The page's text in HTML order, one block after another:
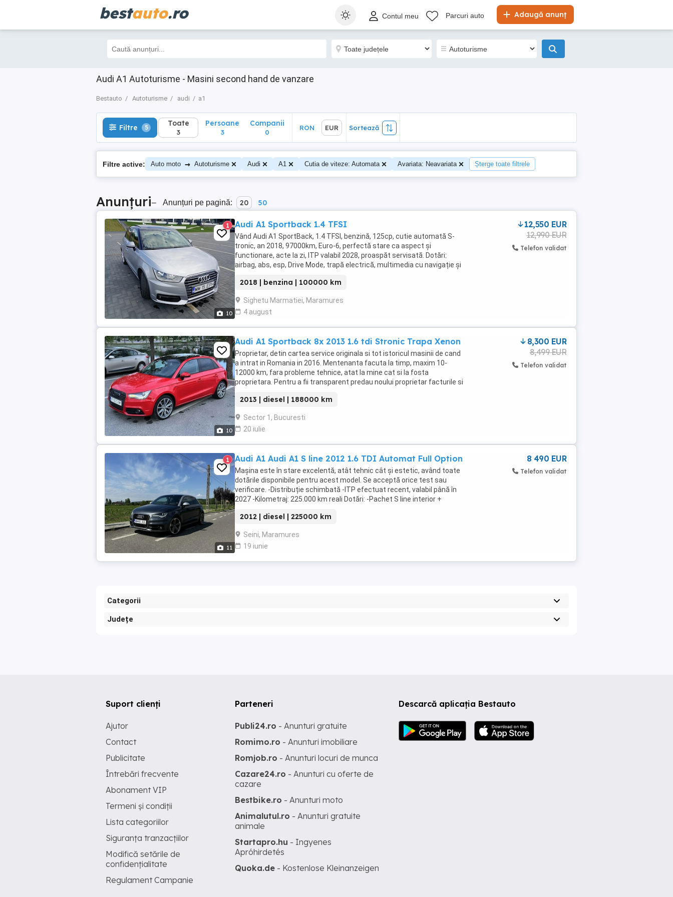
bestauto.ro Adaugă anunț
Contul meu Parcuri auto
Audi A1 Autoturisme - Masini second hand de vanzare
Bestauto Autoturisme audi a1
Filtre 5 Toate
3
Sortează
Filtre 5 Toate
3
Persoane
3
Companii
0
RON EUR Sortează
Filtre active: Auto moto → Autoturisme Audi A1 Cutia de viteze: Automata Avariata: Neavariata Șterge toate filtrele
Anunțuri– Anunțuri pe pagină: 20 50
10
1 Audi A1 Sportback 1.4 TFSI
Vând Audi A1 SportBack, 1.4 TFSI, benzină, 125cp, cutie automată S-
tronic, an 2018, 97000km, Euro-6, perfectă stare ca aspect și
functionare, acte la zi, ITP valabil 2028, proaspăt servisată. Dotări:
airbag, abs, esp, Drive Mode, trapă electrică, multimedia cu navigație și
2018 | benzina | 100000 km
Sighetu Marmatiei, Maramures
4 august
12,550 EUR
12,990 EUR
Telefon validat
10
Audi A1 Sportback 8x 2013 1.6 tdi Stronic Trapa Xenon
Proprietar, detin cartea service originala si tot istoricul masinii de cand
a intrat in Romania in 2016. Mentenanta facuta la timp, maxim 10-
12000 km, fara probleme tehnice, atat la mine cat si la fosta
proprietara. Pentru a fii transparent predau noului proprietar facturile si
2013 | diesel | 188000 km
Sector 1, Bucuresti
20 iulie
8,300 EUR
8,499 EUR
Telefon validat
11
1 Audi A1 Audi A1 S line 2012 1.6 TDI Automat Full Option
Mașina este în stare excelentă, atât tehnic cât și estetic, având toate
dotările disponibile pentru acest model. Se acceptă orice test sau
verificare. -Distribuție schimbată -ITP efectuat recent, valabil până în
2027 -Kilometraj: 225.000 km reali Dotări: -Pachet S line interior +
2012 | diesel | 225000 km
Seini, Maramures
19 iunie
8 490 EUR
Telefon validat
Categorii
Județe
Descarcă aplicația Bestauto
Suport clienți
Ajutor
Contact
Publicitate
Întrebări frecvente
Abonament VIP
Termeni și condiții
Lista categoriilor
Siguranța tranzacțiilor
Modifică setările de
confidențialitate
Regulament Campanie
Parteneri
Publi24.ro - Anunturi gratuite
Romimo.ro - Anunturi imobiliare
Romjob.ro - Anunturi locuri de munca
Cazare24.ro - Anunturi cu oferte de
cazare
Bestbike.ro - Anunturi moto
Animalutul.ro - Anunturi gratuite
animale
Startapro.hu - Ingyenes
Apróhirdetés
Quoka.de - Kostenlose Kleinanzeigen